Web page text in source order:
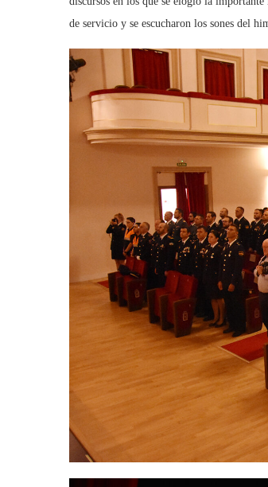
de servicio y se escucharon los sones del